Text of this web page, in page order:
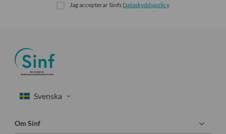
Jag accepterar Sinfs Dataskyddspolicy
Om Sinf